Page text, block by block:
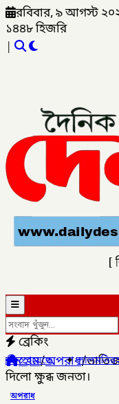
রবিবার, ৯ আগস্ট
১৪৪৮ হিজরি
|
[
ব্রেকিং
আদিতমারী
হোম/অপরাধ/
দিলো ক্ষুব্ধ জনতা।
অপরাধ